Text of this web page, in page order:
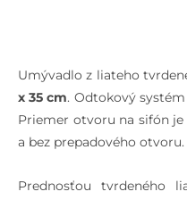
Umývadlo z liateho
x 35 cm. Odtokový
Priemer otvoru na sifón
a bez prepadového otvoru.
Prednosťou tvrdeného